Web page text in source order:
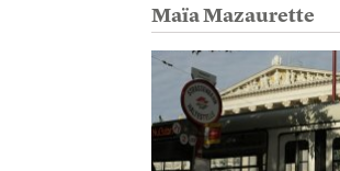
Maïa Mazaurette